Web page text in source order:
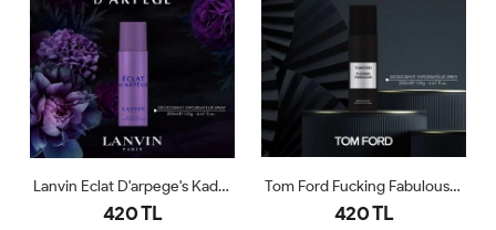
Lanvin Eclat D'arpege's Kadın Deodorant 200ml
420 TL
Tom Ford Fucking Fabulous Unisex Deodorant 200ml
420 TL